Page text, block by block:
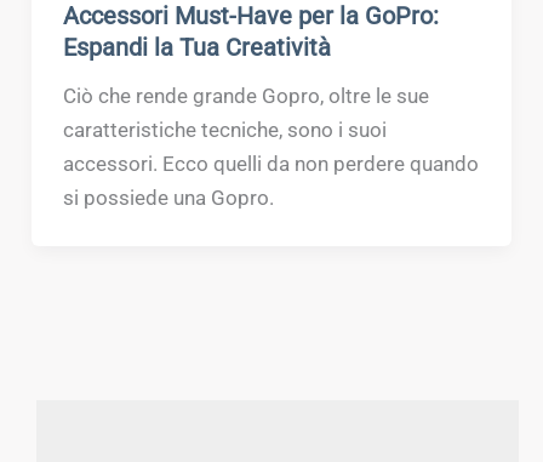
Accessori Must-Have per la GoPro:
Espandi la Tua Creatività
Ciò che rende grande Gopro, oltre le sue
caratteristiche tecniche, sono i suoi
accessori. Ecco quelli da non perdere quando
si possiede una Gopro.